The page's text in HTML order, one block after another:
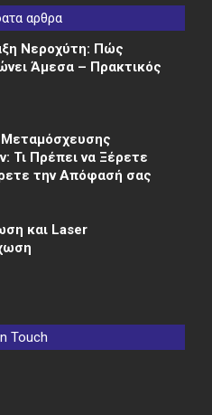
αρθρα
Νεροχύτη: Πώς
Άμεσα – Πρακτικός
Τι Πρέπει να Ξέρετε
την Απόφασή σας
και Laser
Touch